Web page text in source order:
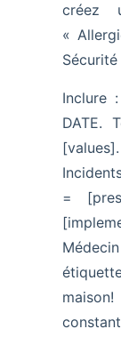
créez
«
Inclure
DATE.
=